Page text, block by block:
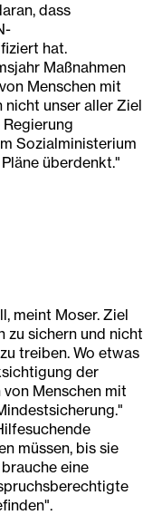
dass
hat.
Maßnahmen
Menschen mit
nicht unser aller Ziel
Regierung
Sozialministerium
überdenkt."
meint Moser. Ziel
zu sichern und nicht
treiben. Wo etwas
der
Menschen mit
müssen, bis sie
eine